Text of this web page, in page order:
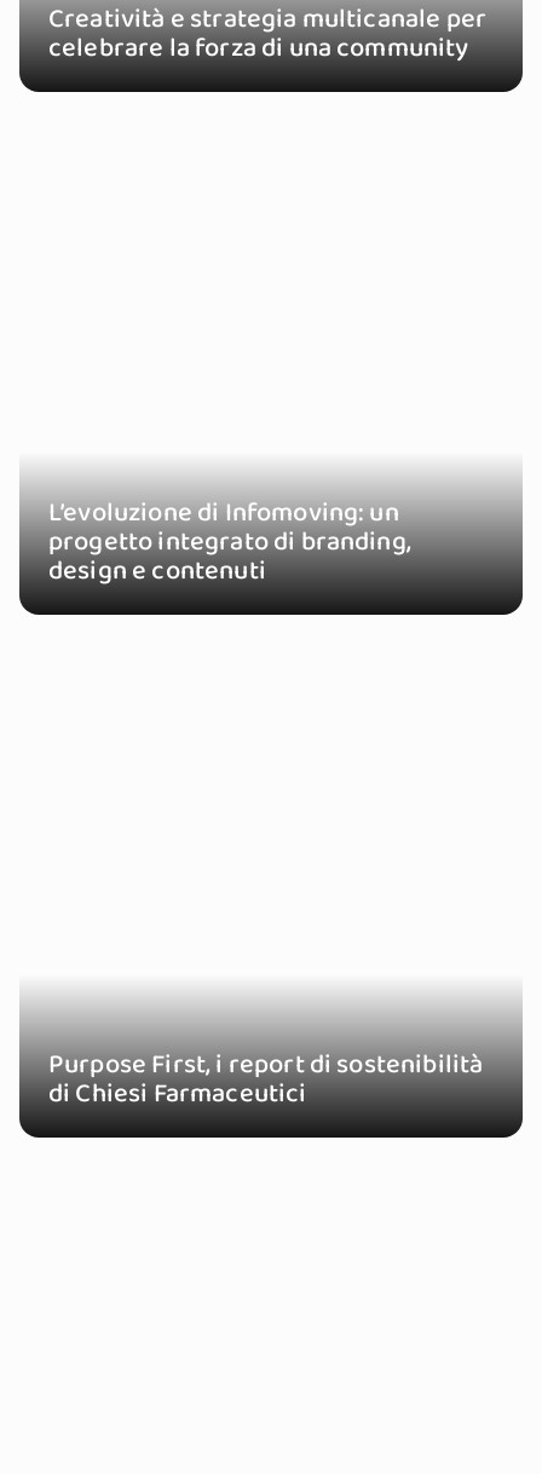
Creatività e strategia multicanale per
celebrare la forza di una community
L’evoluzione di Infomoving: un
progetto integrato di branding,
design e contenuti
Purpose First, i report di sostenibilità
di Chiesi Farmaceutici